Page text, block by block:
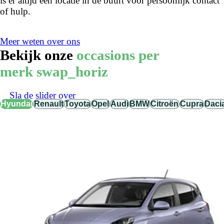
of hulp.
Meer weten over ons
Bekijk onze occasions per
merk swap_horiz
HyundaiRenaultToyotaOpelAudiBMWCitroënCupra
Sla de slider over